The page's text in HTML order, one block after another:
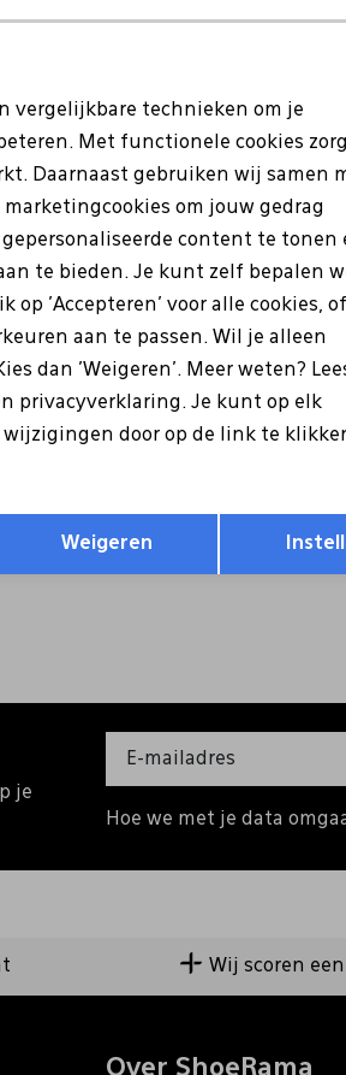
je
Hoe we met je data
Wij scoren
Over ShoeRama
Marketing cookies
Opslaan
vergelijkbare technieken om je
Met functionele cookies
Daarnaast gebruiken wij samen
om jouw gedrag
content te tonen
te bieden. Je kunt zelf bepalen
op 'Accepteren' voor alle cookies,
aan te passen. Wil je alleen
dan 'Weigeren'. Meer weten?
privacyverklaring. Je kunt op elk
door op de link te
Weigeren